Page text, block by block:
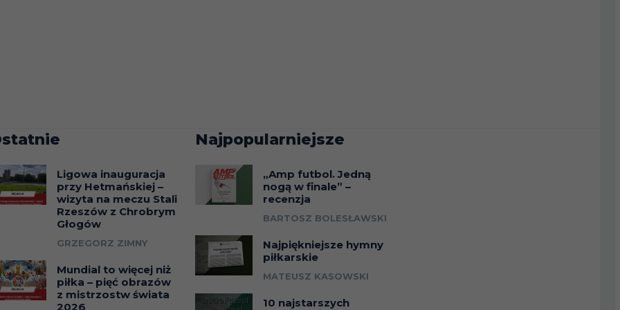
Ligowa inauguracja
przy Hetmańskiej –
wizyta na meczu Stali
Rzeszów z Chrobrym
Głogów
GRZEGORZ ZIMNY
Mundial to więcej niż
piłka – pięć obrazów
z mistrzostw świata
2026
Najpopularniejsze
„Amp futbol. Jedną
nogą w finale” –
recenzja
BARTOSZ BOLESŁAWSKI
Najpiękniejsze hymny
piłkarskie
MATEUSZ KASOWSKI
10 najstarszych